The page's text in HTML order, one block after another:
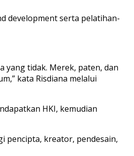
development serta pelatihan-
yang tidak. Merek, paten, dan
kata Risdiana melalui
HKI, kemudian
pencipta, kreator, pendesain,